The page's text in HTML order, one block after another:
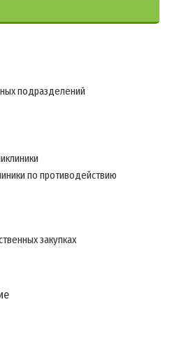
подразделений
по противодействию
закупках